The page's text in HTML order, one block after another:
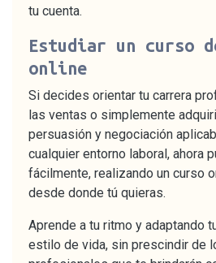
tu cuenta.
Estudiar un curso
online
Si decides orientar tu carrera
las ventas o simplemente
persuasión y negociación
cualquier entorno laboral, ahora
fácilmente, realizando un curso
desde donde tú quieras.
Aprende a tu ritmo y adaptando
estilo de vida, sin prescindir de